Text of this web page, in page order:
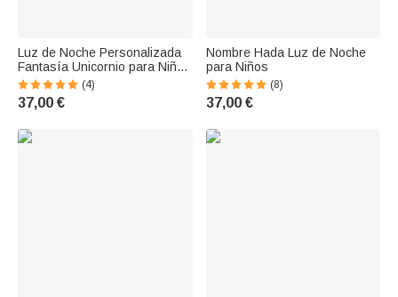
Luz de Noche Personalizada
Fantasía Unicornio para Niños
Nombre Grabado
(4)
37,00 €
Nombre Hada Luz de Noche
para Niños
(8)
37,00 €